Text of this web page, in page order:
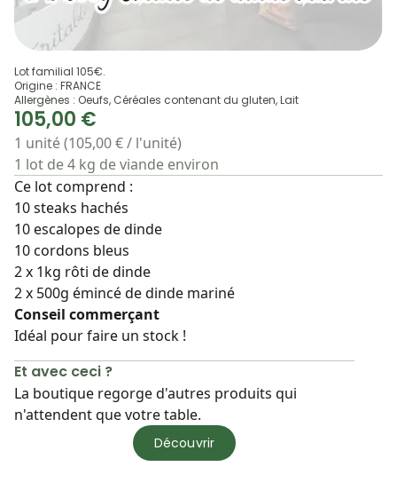
Lot familial 105€.
Origine : FRANCE
Allergènes : Oeufs, Céréales contenant du gluten, Lait
105,00 €
1 unité (105,00 € / l'unité)
1 lot de 4 kg de viande environ
Ce lot comprend :
10 steaks hachés
10 escalopes de dinde
10 cordons bleus
2 x 1kg rôti de dinde
2 x 500g émincé de dinde mariné
Conseil commerçant
Idéal pour faire un stock !
Et avec ceci ?
La boutique regorge d'autres produits qui
n'attendent que votre table.
Découvrir